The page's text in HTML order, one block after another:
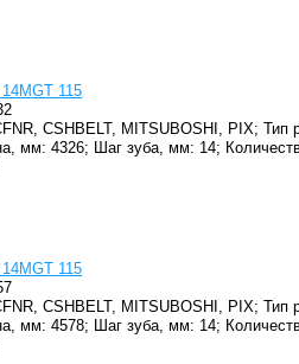
115
CSHBELT, MITSUBOSHI, PIX; Тип
мм: 4326; Шаг зуба, мм: 14;
115
CSHBELT, MITSUBOSHI, PIX; Тип
мм: 4578; Шаг зуба, мм: 14;